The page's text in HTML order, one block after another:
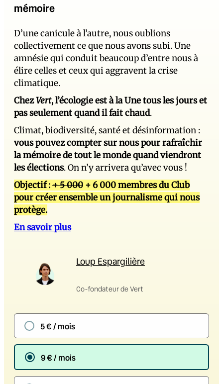
mémoire
D’une canicule à l’autre, nous oublions
collectivement ce que nous avons subi. Une
amnésie qui conduit beaucoup d’entre nous à
élire celles et ceux qui aggravent la crise
climatique.
ChezVert, l’écologie est à la Une tous les jours et
pas seulement quand il fait chaud.
Climat, biodiversité, santé et désinformation :
vous pouvez compter sur nous pour rafraîchir
la mémoire de tout le monde quand viendront
les élections. On n’y arrivera qu’avec vous !
Objectif :+ 5 000 + 6 000 membres du Club
pour créer ensemble un journalisme qui nous
protège.
En savoir plus
Loup Espargilière
Co-fondateur de Vert
5 € / mois
9 € / mois